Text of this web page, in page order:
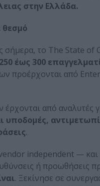
στην Ελλάδα.
σήμερα, το The State of
250 έως 300
προέρχονται από
από αναλυτές
υποδομές,
.
independent —
ή προωθήσεις
. Ξεκίνησε σε